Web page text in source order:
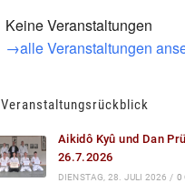
Keine Veranstaltungen
→alle Veranstaltungen
Veranstaltungsrückblick
Aikidô Kyû und Dan
26.7.2026
DIENSTAG, 28. JULI 2026 / 0